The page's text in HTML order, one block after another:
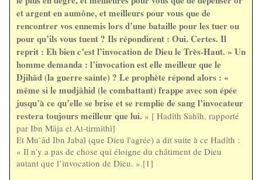
et argent en aumône, et meilleurs pour vous que de
rencontrer vos ennemis lors d’une bataille pour les tuer ou
pour qu’ils vous tuent ? Ils répondirent : Oui. Certes. Il
reprit : Eh bien c’est l’invocation de Dieu le Très-Haut. » Un
homme demanda : l’invocation est elle meilleur que le
Djihâd (la guerre sainte) ? Le prophète répond alors : «
même si le mudjâhid (le combattant) frappe avec son épée
jusqu’à ce qu’elle se brise et se remplie de sang l’invocateur
restera toujours meilleur que lui. » [ Hadîth Sahîh, rapporté
par Ibn Mâja et At-tirmithî]
Et Mu`âd Ibn Jabal (que Dieu l'agrée) a dit suite à ce Hadîth :
« Il n’y a pas de chose qui éloigne du châtiment de Dieu
autant que l’invocation de Dieu. ».[1]